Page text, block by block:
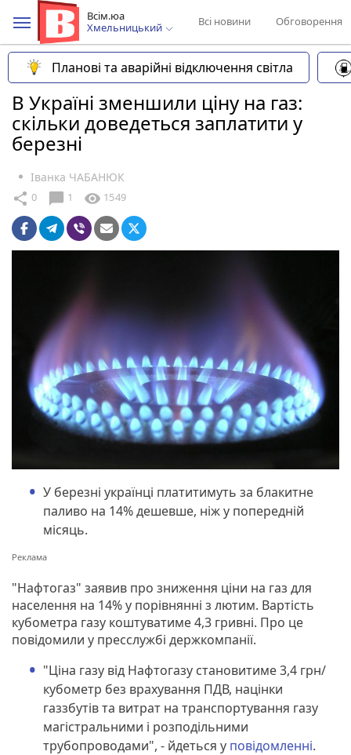
Всім.юа
Хмельницький
Всі новини Обговорення
Планові та аварійні відключення світла
В Україні зменшили ціну на газ:
скільки доведеться заплатити у
березні
Іванка ЧАБАНЮК
share 0 chat_bubble 1 visibility 1549
У березні українці платитимуть за блакитне
паливо на 14% дешевше, ніж у попередній
місяць.
"Нафтогаз" заявив про зниження ціни на газ для
населення на 14% у порівнянні з лютим. Вартість
кубометра газу коштуватиме 4,3 гривні. Про це
повідомили у пресслужбі держкомпанії.
"Ціна газу від Нафтогазу становитиме 3,4 грн/
кубометр без врахування ПДВ, націнки
газзбутів та витрат на транспортування газу
магістральними і розподільними
трубопроводами", - йдеться у повідомленні.